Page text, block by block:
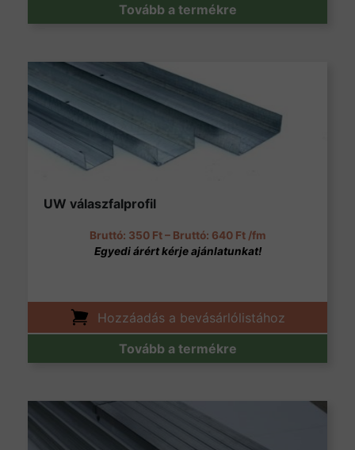
Tovább a termékre
UW válaszfalprofil
350 Ft – 640 FtÁrtartomány: 350 Ft
/fm
Hozzáadás a bevásárlólistához
Tovább a termékre